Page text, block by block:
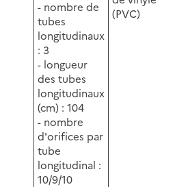
- nombre de
tubes
longitudinaux
: 3
- longueur
des tubes
longitudinaux
(cm) : 104
- nombre
d'orifices par
tube
longitudinal :
10/9/10
(PVC)